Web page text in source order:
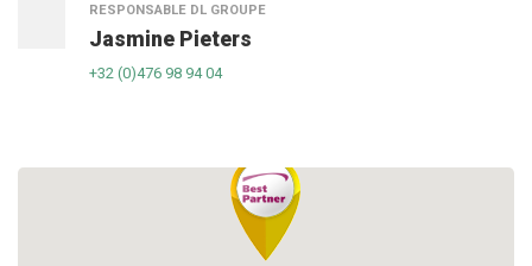
RESPONSABLE DL GROUPE
Jasmine Pieters
+32 (0)476 98 94 04